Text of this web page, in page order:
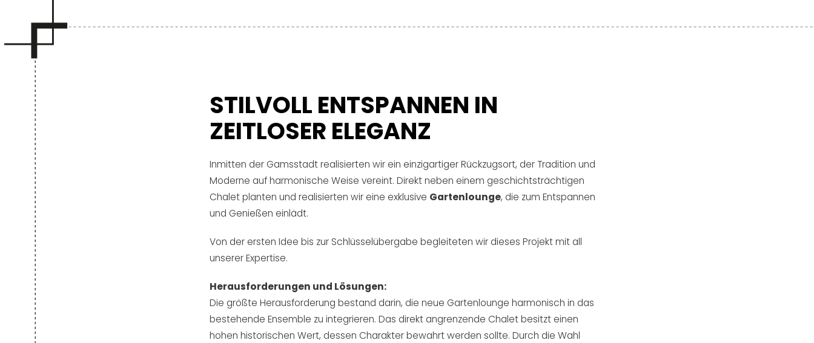
STILVOLL ENTSPANNEN IN
ZEITLOSER ELEGANZ
Inmitten der Gamsstadt realisierten wir ein einzigartiger Rückzugsort, der Tradition und
Moderne auf harmonische Weise vereint. Direkt neben einem geschichtsträchtigen
Chalet planten und realisierten wir eine exklusive Gartenlounge, die zum Entspannen
und Genießen einlädt.
Von der ersten Idee bis zur Schlüsselübergabe begleiteten wir dieses Projekt mit all
unserer Expertise.
Herausforderungen und Lösungen:
Die größte Herausforderung bestand darin, die neue Gartenlounge harmonisch in das
bestehende Ensemble zu integrieren. Das direkt angrenzende Chalet besitzt einen
hohen historischen Wert, dessen Charakter bewahrt werden sollte. Durch die Wahl